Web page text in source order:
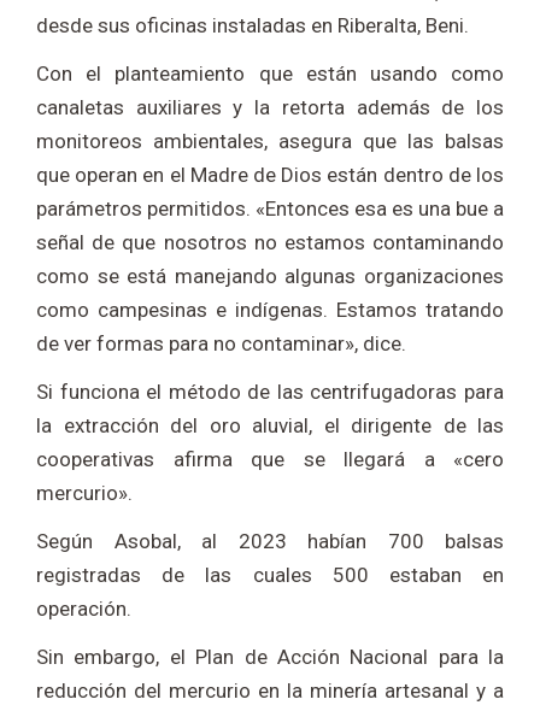
desde sus oficinas instaladas en Riberalta, Beni.
Con el planteamiento que están usando como
canaletas auxiliares y la retorta además de los
monitoreos ambientales, asegura que las balsas
que operan en el Madre de Dios están dentro de los
parámetros permitidos. «Entonces esa es una bue a
señal de que nosotros no estamos contaminando
como se está manejando algunas organizaciones
como campesinas e indígenas. Estamos tratando
de ver formas para no contaminar», dice.
Si funciona el método de las centrifugadoras para
la extracción del oro aluvial, el dirigente de las
cooperativas afirma que se llegará a «cero
mercurio».
Según Asobal, al 2023 habían 700 balsas
registradas de las cuales 500 estaban en
operación.
Sin embargo, el Plan de Acción Nacional para la
reducción del mercurio en la minería artesanal y a